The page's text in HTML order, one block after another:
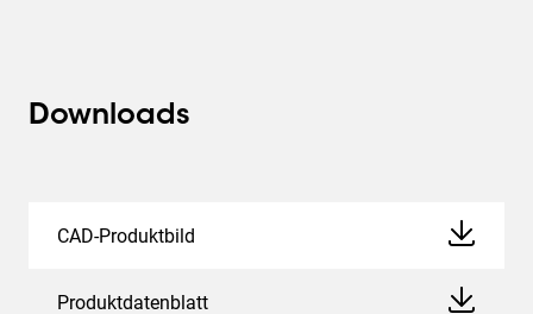
Downloads
CAD-Produktbild
Produktdatenblatt